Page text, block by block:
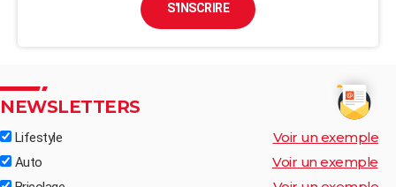
S'INSCRIRE
NEWSLETTERS
Lifestyle Voir un exemple
Auto Voir un exemple